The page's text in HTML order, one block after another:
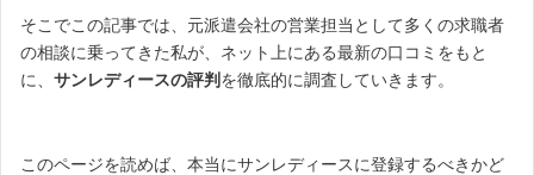
そこでこの記事では、元派遣会社の営業担当として多くの求職者
の相談に乗ってきた私が、ネット上にある最新の口コミをもと
に、 サンレディースの評判を徹底的に調査していきます。
このページを読めば、本当にサンレディースに登録するべきかど